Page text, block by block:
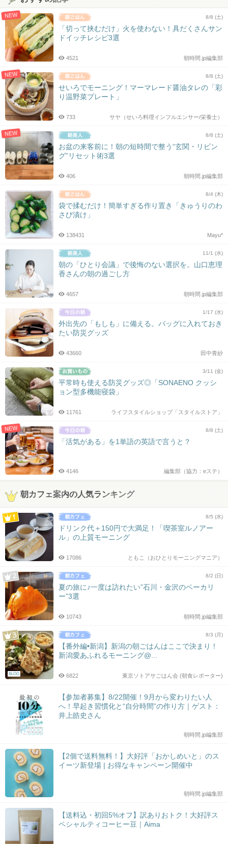
NEW 8/8 (土)
「切って挟むだけ」火を使わない！具だくさんサン
ドイッチレシピ3選
朝時間.jp編集部
4521
NEW 8/8 (土)
せいろでモーニング！マーマレード醤油タレの「彩
り温野菜プレート」
サヤ（せいろ料理インフルエンサー/栄養士）
733
NEW 8/8 (土)
お盆の来客前に！朝の短時間で整う“玄関・リビン
グ”リセット術3選
朝時間.jp編集部
406
8/4 (木)
袋で揉むだけ！簡単すぎる作り置き「きゅうりのわ
さび漬け」
Mayu*
138431
11/1 (水)
朝の「ひとり会議」で後悔のない選択を。山口恵理
香さんの朝の過ごし方
朝時間.jp編集部
4657
1/17 (水)
外出先の「もしも」に備える。バッグに入れておき
たい防災グッズ
田中青紗
43660
3/11 (金)
平常時も使える防災グッズ◎「SONAENO クッシ
ョン型多機能寝袋」
ライフスタイルショップ「スタイルストア」
11761
NEW 8/8 (土)
「活気がある」を1単語の英語で言うと？
編集部（協力：eステ）
4146
朝カフェ案内の人気ランキング
8/5 (水)
ドリンク代＋150円で大満足！「喫茶室ルノアー
ル」の上質モーニング
ともこ（おひとりモーニングマニア）
17086
8/2 (日)
夏の旅に♪一度は訪れたい”石川・金沢のベーカリ
ー”3選
朝時間.jp編集部
10743
BLOG
8/3 (月)
【番外編•新潟】新潟の朝ごはんはここで決まり！
新潟愛あふれるモーニング@...
東京ソトアサごはん会 (朝食レポーター)
6822
【参加者募集】8/22開催！9月から変わりたい人
へ！早起き習慣化と“自分時間”の作り方｜ゲスト：
井上皓史さん
朝時間.jp編集部
【2個で送料無料！】大好評「おかしめいと」のス
イーツ新登場 | お得なキャンペーン開催中
朝時間.jp編集部
【送料込・初回5%オフ】訳ありおトク！大好評ス
ペシャルティコーヒー豆｜Aima